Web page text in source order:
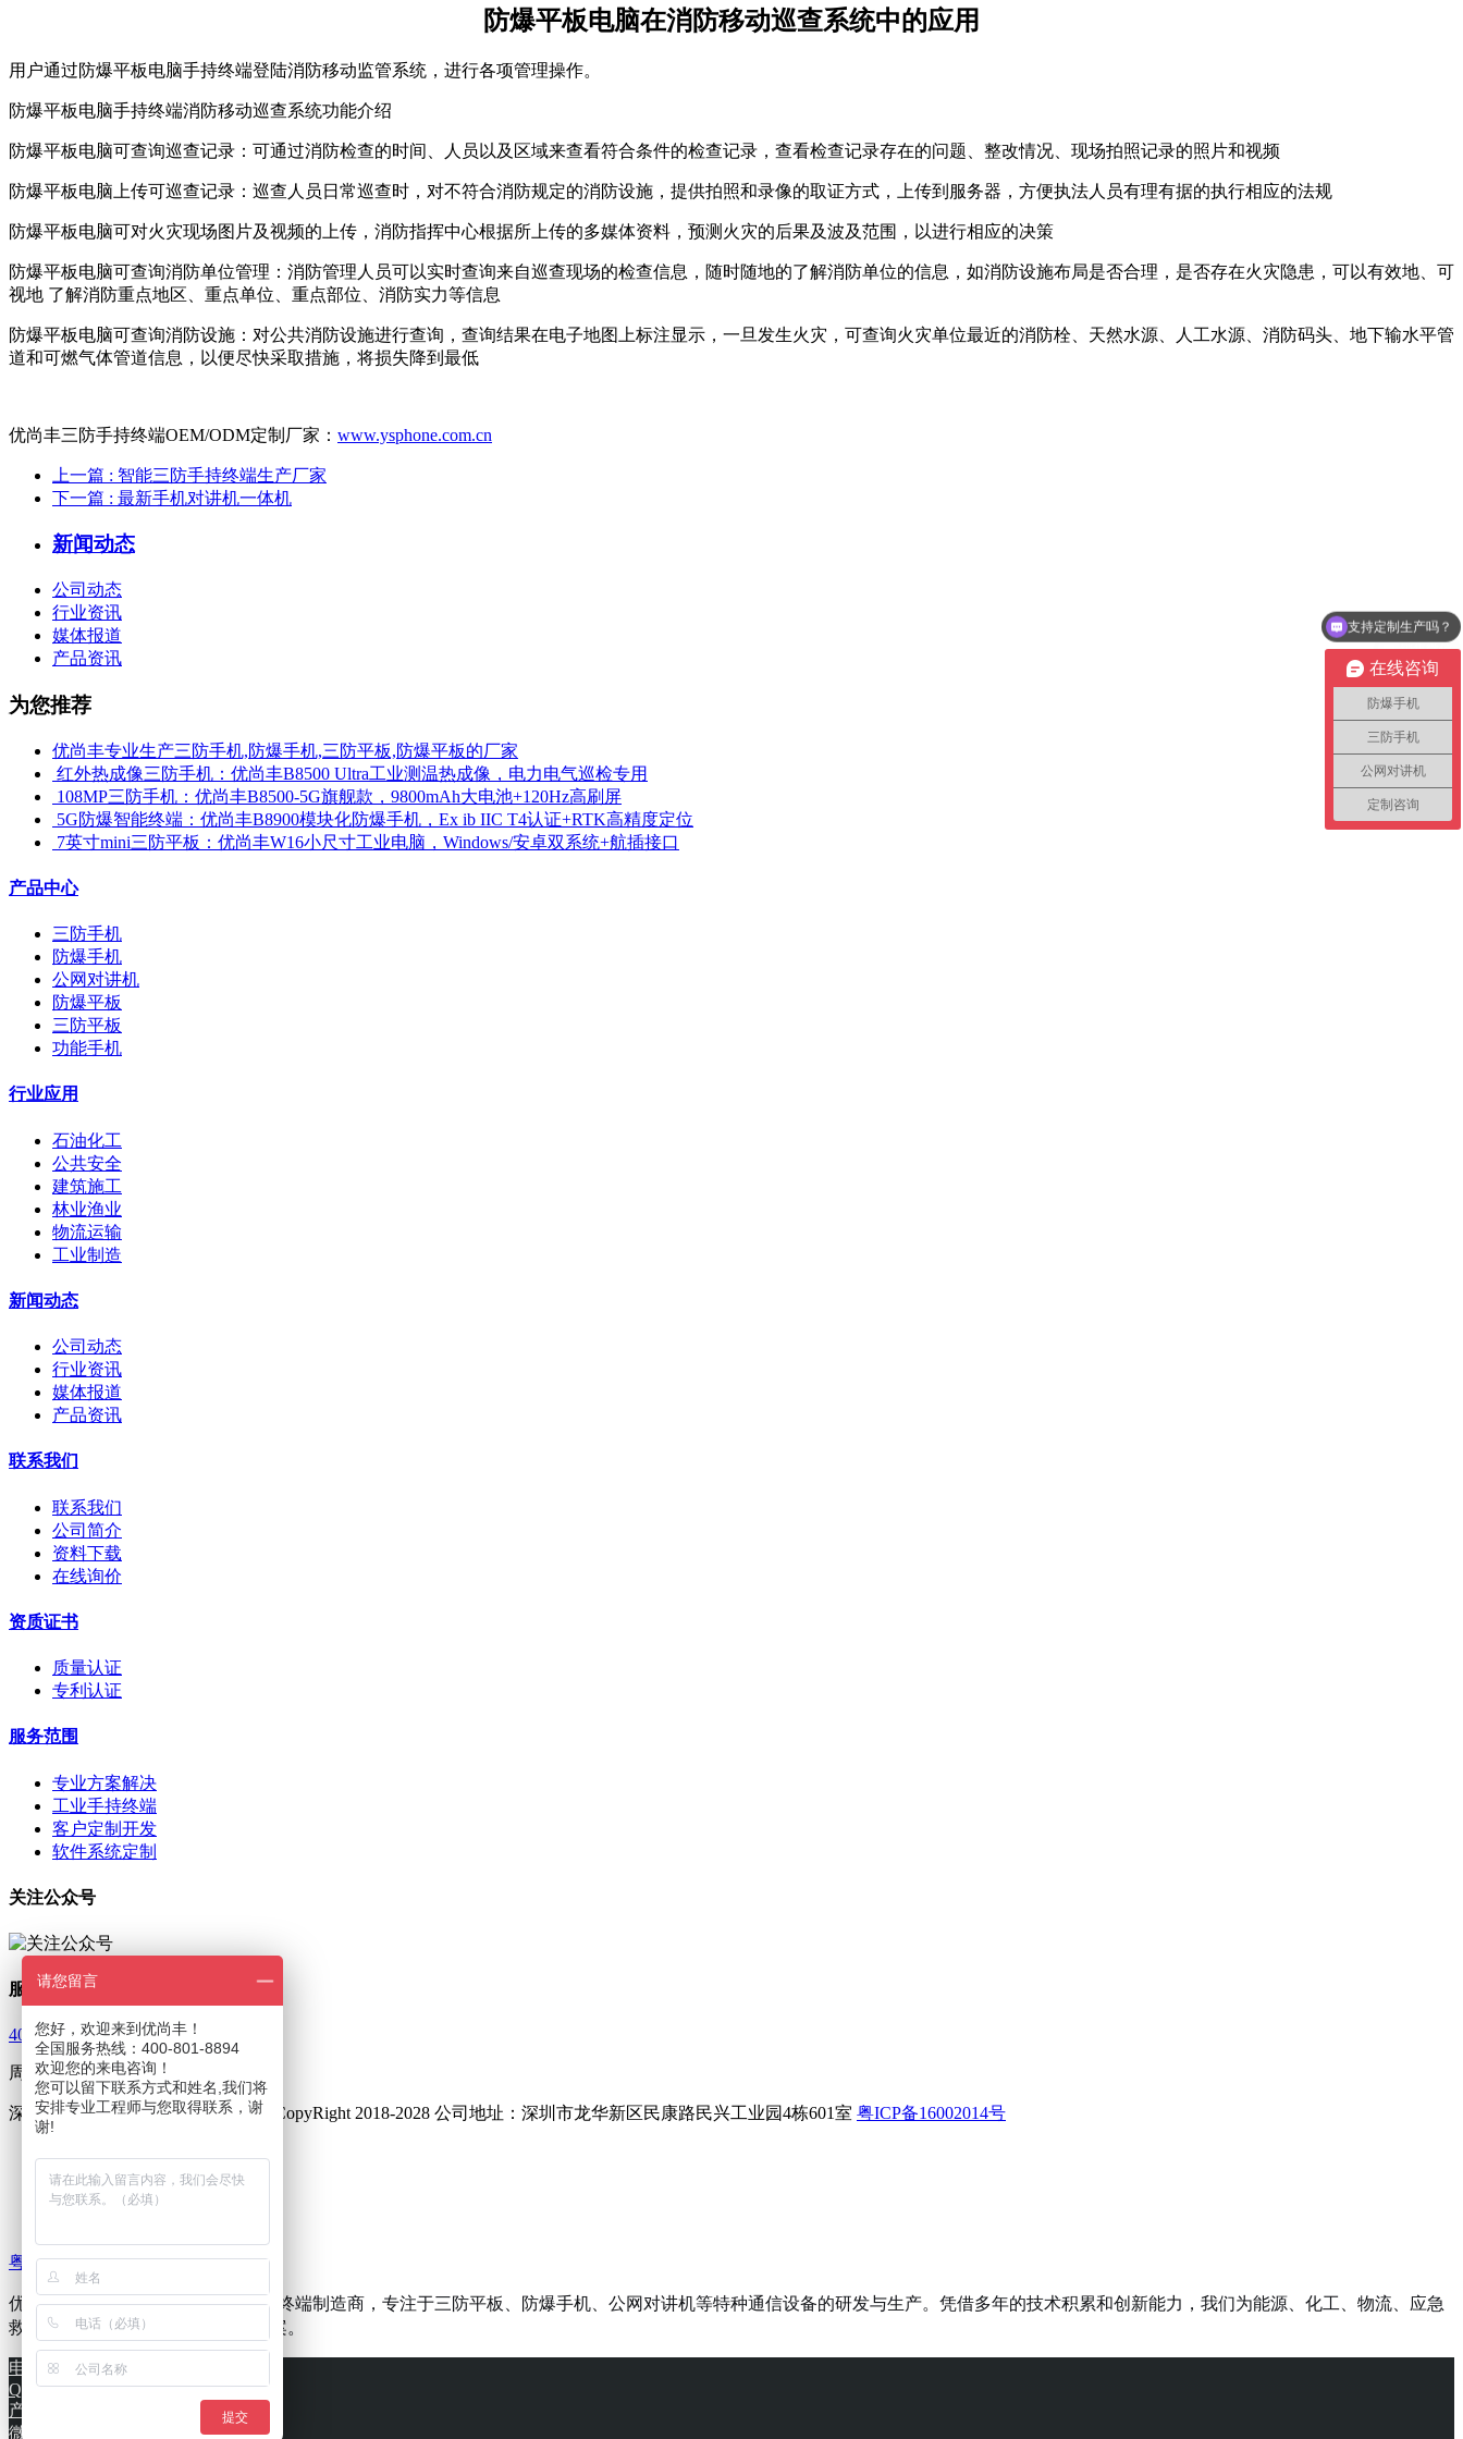
防爆平板电脑在消防移动巡查系统中的应用
用户通过防爆平板电脑手持终端登陆消防移动监管系统，进行各项管理操作。
防爆平板电脑手持终端消防移动巡查系统功能介绍
防爆平板电脑可查询巡查记录：可通过消防检查的时间、人员以及区域来查看符合条件的检查记录，查看检查记录存在的问题、整改情况、现场拍照记录的照片和视频
防爆平板电脑上传可巡查记录：巡查人员日常巡查时，对不符合消防规定的消防设施，提供拍照和录像的取证方式，上传到服务器，方便执法人员有理有据的执行相应的法规
防爆平板电脑可对火灾现场图片及视频的上传，消防指挥中心根据所上传的多媒体资料，预测火灾的后果及波及范围，以进行相应的决策
防爆平板电脑可查询消防单位管理：消防管理人员可以实时查询来自巡查现场的检查信息，随时随地的了解消防单位的信息，如消防设施布局是否合理，是否存在火灾隐患，可以有效地、可
视地 了解消防重点地区、重点单位、重点部位、消防实力等信息
防爆平板电脑可查询消防设施：对公共消防设施进行查询，查询结果在电子地图上标注显示，一旦发生火灾，可查询火灾单位最近的消防栓、天然水源、人工水源、消防码头、地下输水平管
道和可燃气体管道信息，以便尽快采取措施，将损失降到最低
优尚丰三防手持终端OEM/ODM定制厂家： www.ysphone.com.cn
上一篇 : 智能三防手持终端生产厂家
下一篇 : 最新手机对讲机一体机
新闻动态
公司动态
行业资讯
媒体报道
产品资讯
为您推荐
优尚丰专业生产三防手机,防爆手机,三防平板,防爆平板的厂家
​ 红外热成像三防手机：优尚丰B8500 Ultra工业测温热成像，电力电气巡检专用
​ 108MP三防手机：优尚丰B8500-5G旗舰款，9800mAh大电池+120Hz高刷屏
​ 5G防爆智能终端：优尚丰B8900模块化防爆手机，Ex ib IIC T4认证+RTK高精度定位
​ 7英寸mini三防平板：优尚丰W16小尺寸工业电脑，Windows/安卓双系统+航插接口
产品中心
三防手机
防爆手机
公网对讲机
防爆平板
三防平板
功能手机
行业应用
石油化工
公共安全
建筑施工
林业渔业
物流运输
工业制造
新闻动态
公司动态
行业资讯
媒体报道
产品资讯
联系我们
联系我们
公司简介
资料下载
在线询价
资质证书
质量认证
专利认证
服务范围
专业方案解决
工业手持终端
客户定制开发
软件系统定制
关注公众号
服务热线
400-801-8894
周一至周五 9：00—18：00
深圳市优尚丰通讯设备有限公司 © CopyRight 2018-2028 公司地址：深圳市龙华新区民康路民兴工业园4栋601室 粤ICP备16002014号
三防手机
三防对讲手机
粤ICP备16002014号
优尚丰(i&YSF)是专业的工业级移动终端制造商，专注于三防平板、防爆手机、公网对讲机等特种通信设备的研发与生产。凭借多年的技术积累和创新能力，我们为能源、化工、物流、应急
救援等行业提供可靠的移动解决方案。
电话
QQ
产品
微信
在线咨询
防爆手机
三防手机
公网对讲机
定制咨询
销售微信
请您留言
您好，欢迎来到优尚丰！
全国服务热线：400-801-8894
欢迎您的来电咨询！
您可以留下联系方式和姓名,我们将
安排专业工程师与您取得联系，谢
谢!
提交